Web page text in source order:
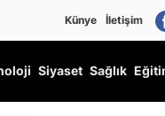
Künye İletişim
Siyaset Sağlık